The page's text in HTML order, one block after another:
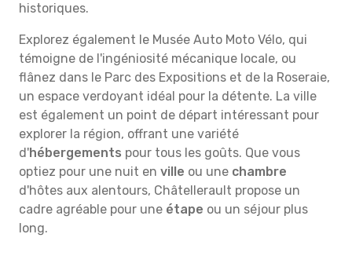
historiques.
Explorez également le Musée Auto Moto Vélo, qui
témoigne de l'ingéniosité mécanique locale, ou
flânez dans le Parc des Expositions et de la Roseraie,
un espace verdoyant idéal pour la détente. La ville
est également un point de départ intéressant pour
explorer la région, offrant une variété
d'hébergements pour tous les goûts. Que vous
optiez pour une nuit en ville ou une chambre
d'hôtes aux alentours, Châtellerault propose un
cadre agréable pour une étape ou un séjour plus
long.